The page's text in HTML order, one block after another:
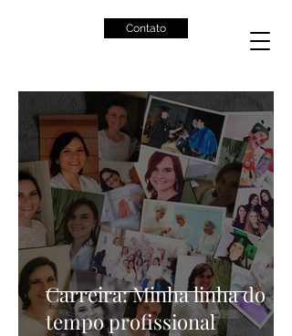
Contato
Carreira: Minha linha do
tempo profissional